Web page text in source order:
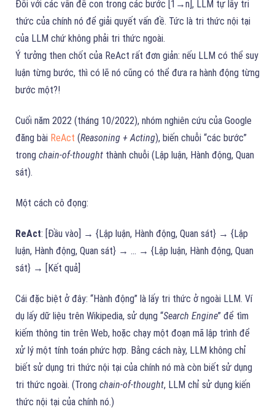
Đối với các vấn đề con trong các bước [1→n], LLM tự lấy tri
thức của chính nó để giải quyết vấn đề. Tức là tri thức nội tại
của LLM chứ không phải tri thức ngoài.
Ý tưởng then chốt của ReAct rất đơn giản: nếu LLM có thể suy
luận từng bước, thì có lẽ nó cũng có thể đưa ra hành động từng
bước một?!
Cuối năm 2022 (tháng 10/2022), nhóm nghiên cứu của Google
đăng bài ReAct (Reasoning + Acting), biến chuỗi “các bước”
trong chain-of-thought thành chuỗi (Lập luận, Hành động, Quan
sát).
Một cách cô đọng:
ReAct: [Đầu vào] → {Lập luận, Hành động, Quan sát} → {Lập
luận, Hành động, Quan sát} → … → {Lập luận, Hành động, Quan
sát} → [Kết quả]
Cái đặc biệt ở đây: “Hành động” là lấy tri thức ở ngoài LLM. Ví
dụ lấy dữ liệu trên Wikipedia, sử dụng “Search Engine” để tìm
kiếm thông tin trên Web, hoặc chạy một đoạn mã lập trình để
xử lý một tính toán phức hợp. Bằng cách này, LLM không chỉ
biết sử dụng tri thức nội tại của chính nó mà còn biết sử dụng
tri thức ngoài. (Trong chain-of-thought, LLM chỉ sử dụng kiến
thức nội tại của chính nó.)